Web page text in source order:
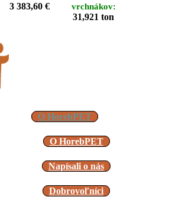
3 383,60 €
vrchnákov:
31,921 ton
O HorebPET
O HorebPET
Napísali o nás
Dobrovoľníci